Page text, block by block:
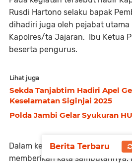
Rusdi Hartono selaku bapak
dihadiri juga oleh pejabat utama
Kapolres/ta Jajaran, Ibu Ketua
beserta pengurus.
Lihat juga
Sekda Tanjabtim Hadiri Apel
Keselamatan Siginjai 2025
Polda Jambi Gelar Syukuran
Dalam kesempatan tersebut
memberikan kata sambutannya.
Berita Terbaru